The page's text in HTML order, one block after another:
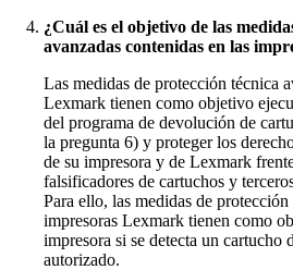
¿Cuál es el objetivo de las
avanzadas contenidas en las
Las medidas de protección técnica
Lexmark tienen como objetivo
del programa de devolución de
la pregunta 6) y proteger los
de su impresora y de Lexmark
falsificadores de cartuchos y
Para ello, las medidas de
impresoras Lexmark tienen como
impresora si se detecta un cartucho
autorizado.